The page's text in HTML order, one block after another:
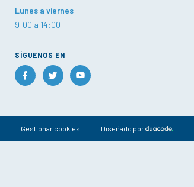
Lunes a viernes
9:00 a 14:00
SÍGUENOS EN
Gestionar cookies Diseñado por